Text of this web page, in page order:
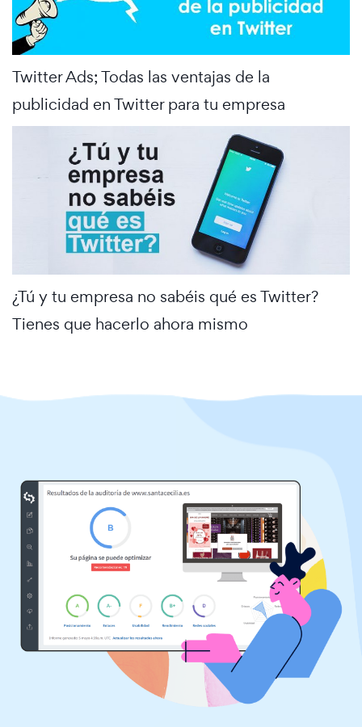
Twitter Ads; Todas las ventajas de la
publicidad en Twitter para tu empresa
¿Tú y tu empresa no sabéis qué es Twitter?
Tienes que hacerlo ahora mismo